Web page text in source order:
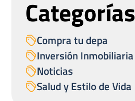
Categorías
Compra tu depa
Inversión Inmobiliaria
Noticias
Salud y Estilo de Vida